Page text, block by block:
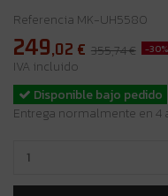
Referencia MK-UH5580
249,02 € 355,74 € -30%
IVA incluido
Disponible bajo pedido
Entrega normalmente en 4